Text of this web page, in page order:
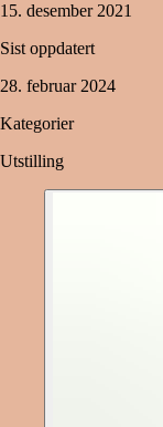
15. desember 2021
Sist oppdatert
28. februar 2024
Kategorier
Utstilling